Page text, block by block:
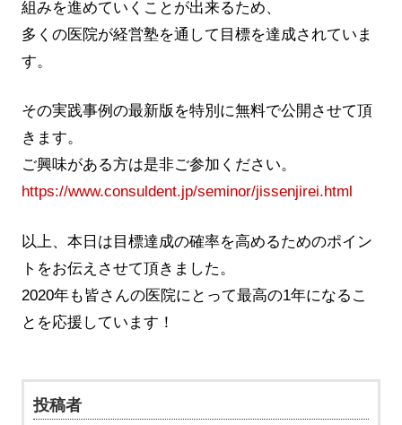
組みを進めていくことが出来るため、
多くの医院が経営塾を通して目標を達成されていま
す。
その実践事例の最新版を特別に無料で公開させて頂
きます。
ご興味がある方は是非ご参加ください。
https://www.consuldent.jp/seminor/jissenjirei.html
以上、本日は目標達成の確率を高めるためのポイン
トをお伝えさせて頂きました。
2020年も皆さんの医院にとって最高の1年になるこ
とを応援しています！
投稿者